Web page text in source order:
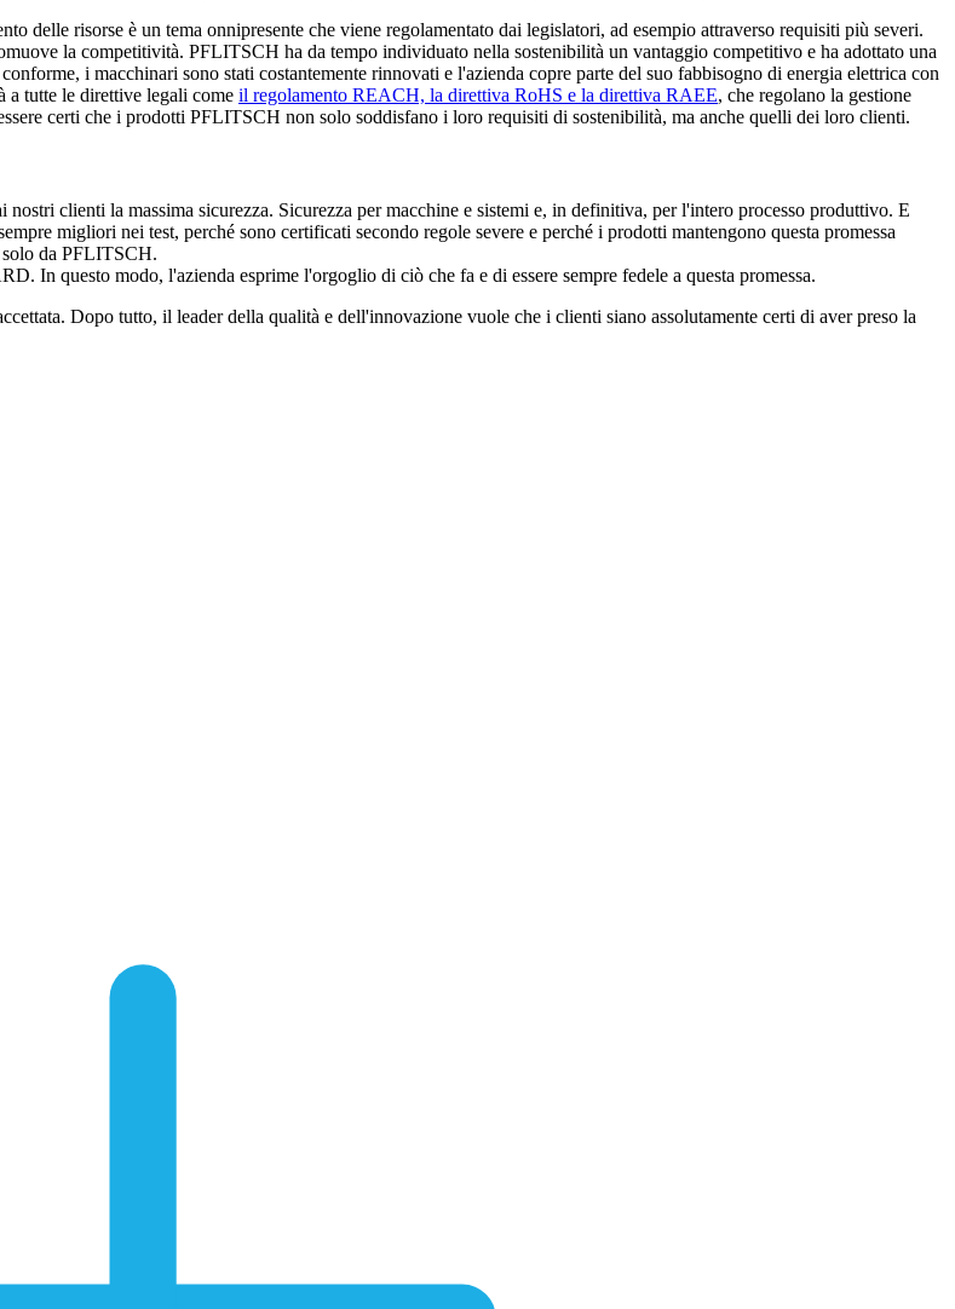
delle risorse è un tema onnipresente che viene regolamentato dai legislatori, ad esempio attraverso requisiti più severi.
la competitività. PFLITSCH ha da tempo individuato nella sostenibilità un vantaggio competitivo e ha adottato una
i macchinari sono stati costantemente rinnovati e l'azienda copre parte del suo fabbisogno di energia elettrica con
a tutte le direttive legali come il regolamento REACH, la direttiva RoHS e la direttiva RAEE, che regolano la gestione
certi che i prodotti PFLITSCH non solo soddisfano i loro requisiti di sostenibilità, ma anche quelli dei loro clienti.
clienti la massima sicurezza. Sicurezza per macchine e sistemi e, in definitiva, per l'intero processo produttivo. E
migliori nei test, perché sono certificati secondo regole severe e perché i prodotti mantengono questa promessa
solo da PFLITSCH.
In questo modo, l'azienda esprime l'orgoglio di ciò che fa e di essere sempre fedele a questa promessa.
Dopo tutto, il leader della qualità e dell'innovazione vuole che i clienti siano assolutamente certi di aver preso la